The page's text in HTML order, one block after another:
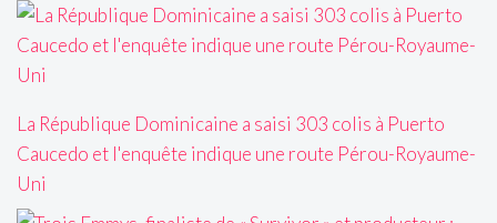
La République Dominicaine a saisi 303 colis à Puerto
Caucedo et l'enquête indique une route Pérou-Royaume-
Uni